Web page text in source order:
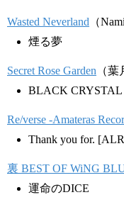
Wasted Neverland （
煙る夢
Secret Rose Garden （葉
BLACK CRYSTAL
Re/verse -Amateras
Thank you for.
裏 BEST OF WiNG
運命のDICE